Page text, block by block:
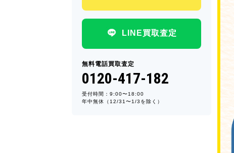
LINE買取査定
無料電話買取査定
0120-417-182
受付時間：9:00〜18:00
年中無休（12/31〜1/3を除く）